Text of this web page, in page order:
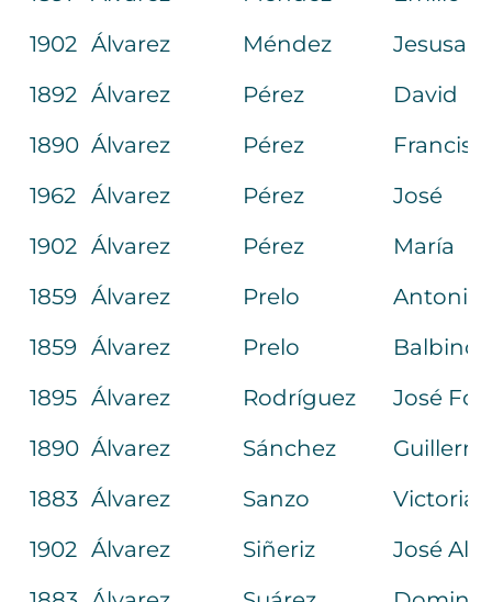
1902 Álvarez Méndez
Jesusa
1892 Álvarez Pérez
David
1890 Álvarez Pérez
1962
Álvarez Pérez
José
1902 Álvarez Pérez
María
1859 Álvarez Prelo
Antonio
1859 Álvarez Prelo
Balbino
1895 Álvarez Rodríguez
José
1890 Álvarez Sánchez
1883 Álvarez Sanzo
1902 Álvarez Siñeriz
José